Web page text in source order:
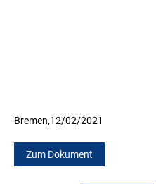
Bremen,12/02/2021
Zum Dokument